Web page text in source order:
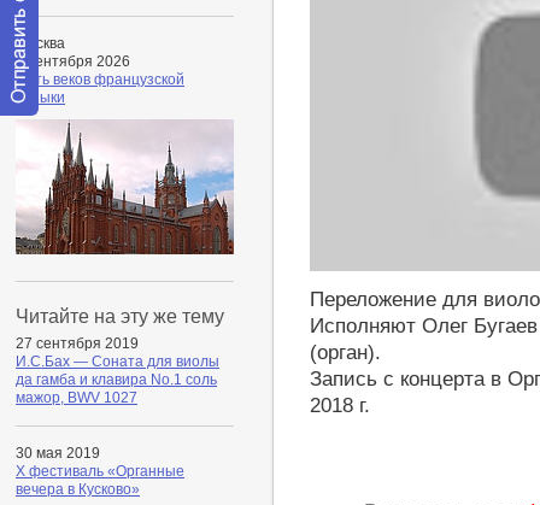
Москва
5 сентября 2026
Пять веков французской
музыки
Читайте на эту же тему
27 сентября 2019
И.С.Бах — Соната для виолы
да гамба и клавира No.1 соль
мажор, BWV 1027
30 мая 2019
Х фестиваль «Органные
вечера в Кусково»
Переложение для
Исполняют Олег
(орган).
Запись с концерта в
2018 г.
Отправить
сообщение
модератору